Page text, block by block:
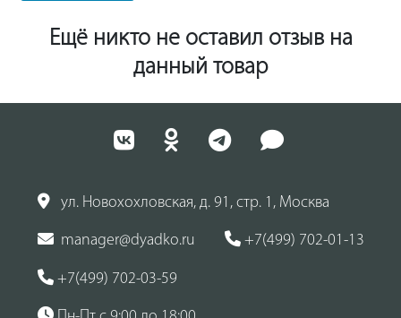
Ещё никто не оставил отзыв на
данный товар
ул. Новохохловская, д. 91, стр. 1, Москва
manager@dyadko.ru +7(499) 702-01-13
+7(499) 702-03-59